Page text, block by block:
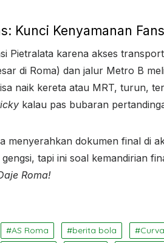
Kunci Kenyamanan Fans
Pietralata karena akses
di Roma) dan jalur Metro B
naik kereta atau MRT, turun,
kalau pas bubaran
menyerahkan dokumen final di
tapi ini soal kemandirian
Roma!
AS Roma berita bola